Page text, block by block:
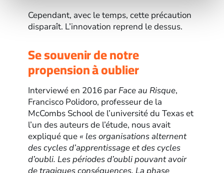
Cependant, avec le temps, cette précaution
disparaît. L’innovation reprend le dessus.
Se souvenir de notre
propension à oublier
Interviewé en 2016 par Face au Risque,
Francisco Polidoro, professeur de la
McCombs School de l’université du Texas et
l’un des auteurs de l’étude, nous avait
expliqué que « les organisations alternent
des cycles d’apprentissage et des cycles
d’oubli. Les périodes d’oubli pouvant avoir